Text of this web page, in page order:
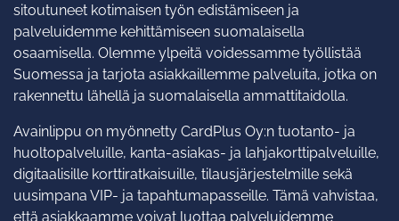
sitoutuneet kotimaisen työn edistämiseen ja
palveluidemme kehittämiseen suomalaisella
osaamisella. Olemme ylpeitä voidessamme työllistää
Suomessa ja tarjota asiakkaillemme palveluita, jotka on
rakennettu lähellä ja suomalaisella ammattitaidolla.
Avainlippu on myönnetty CardPlus Oy:n tuotanto- ja
huoltopalveluille, kanta-asiakas- ja lahjakorttipalveluille,
digitaalisille korttiratkaisuille, tilausjärjestelmille sekä
uusimpana VIP- ja tapahtumapasseille. Tämä vahvistaa,
että asiakkaamme voivat luottaa palveluidemme